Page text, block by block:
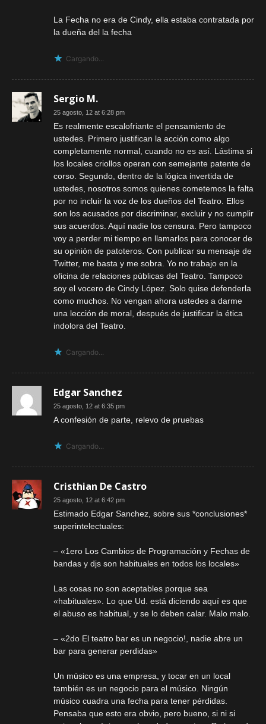
La Fecha no era de Cindy, ella estaba contratada por
la dueña del la fecha
Cargando...
Sergio M.
25 agosto, 12 at 6:28 pm
Es realmente escalofriante el pensamiento de
ustedes. Primero justifican la acción como algo
completamente normal, cuando no es así. Lástima si
los locales criollos operan con semejante patente de
corso. Segundo, dentro de la lógica invertida de
ustedes, nosotros somos quienes cometemos la falta
por no incluir la voz de los dueños del Teatro. Ellos
son los acusados por discriminar, excluir y no cumplir
sus acuerdos. Aquí nadie los censura. Pero tampoco
voy a perder mi tiempo en llamarlos para conocer de
su opinión de patoteros. Con publicar su mensaje de
Twitter, me basta y me sobra. Yo no trabajo en la
oficina de relaciones públicas del Teatro. Tampoco
soy el vocero de Cindy López. Solo quise defenderla
como muchos. No vengan ahora ustedes a darme
una lección de moral, después de justificar la ética
indolora del Teatro.
Cargando...
Edgar Sanchez
25 agosto, 12 at 6:35 pm
A confesión de parte, relevo de pruebas
Cargando...
Cristhian De Castro
25 agosto, 12 at 6:42 pm
Estimado Edgar Sanchez, sobre sus *conclusiones*
superintelectuales:
– «1ero Los Cambios de Programación y Fechas de
bandas y djs son habituales en todos los locales»
Las cosas no son aceptables porque sea
«habituales». Lo que Ud. está diciendo aquí es que
el abuso es habitual, y se lo deben calar. Malo malo.
– «2do El teatro bar es un negocio!, nadie abre un
bar para generar perdidas»
Un músico es una empresa, y tocar en un local
también es un negocio para el músico. Ningún
músico cuadra una fecha para tener pérdidas.
Pensaba que esto era obvio, pero bueno, si ni si